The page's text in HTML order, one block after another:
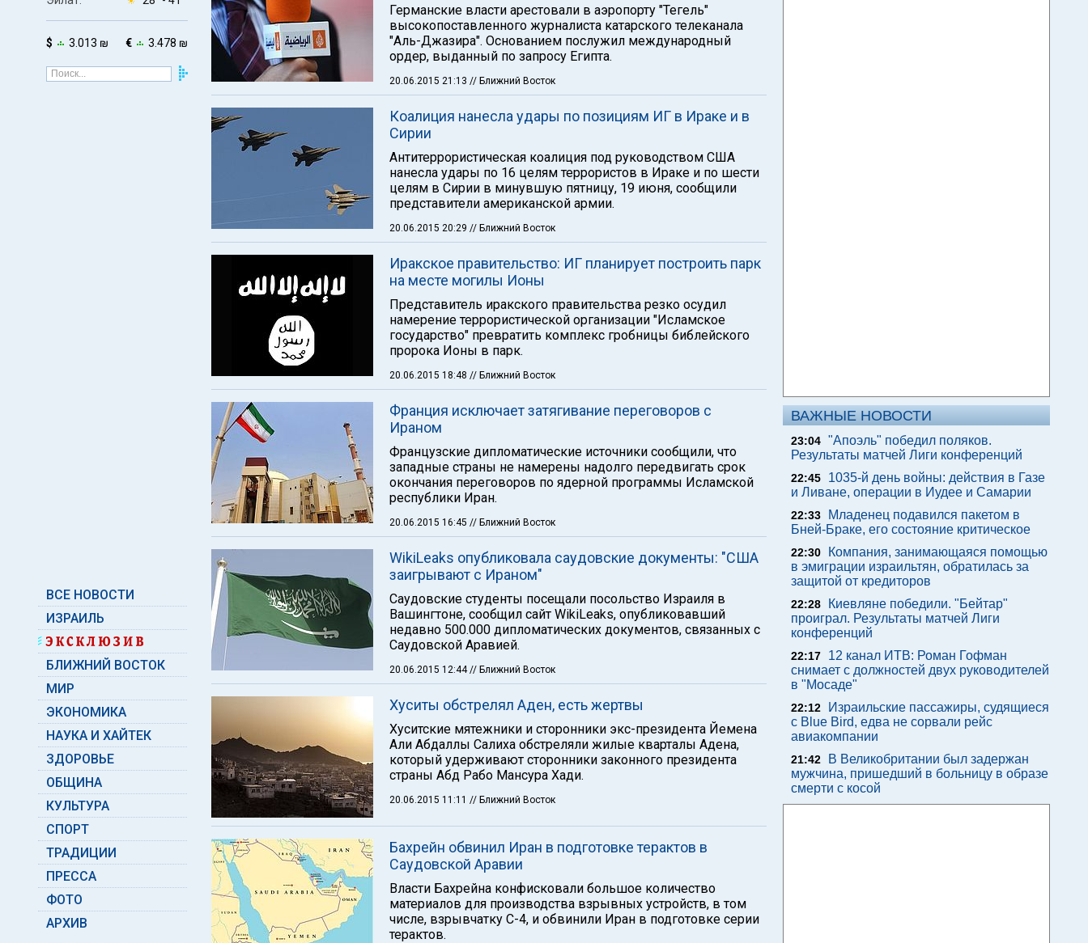
$ 3.013 ₪ € 3.478 ₪
ВСЕ НОВОСТИ
ИЗРАИЛЬ
БЛИЖНИЙ ВОСТОК
МИР
ЭКОНОМИКА
НАУКА И ХАЙТЕК
ЗДОРОВЬЕ
ОБЩИНА
КУЛЬТУРА
СПОРТ
ТРАДИЦИИ
ПРЕССА
ФОТО
АРХИВ
Германские власти арестовали в аэропорту "Тегель"
высокопоставленного журналиста катарского телеканала
"Аль-Джазира". Основанием послужил международный
ордер, выданный по запросу Египта.
20.06.2015 21:13 // Ближний Восток
Коалиция нанесла удары по позициям ИГ в Ираке и в
Сирии
Антитеррористическая коалиция под руководством США
нанесла удары по 16 целям террористов в Ираке и по шести
целям в Сирии в минувшую пятницу, 19 июня, сообщили
представители американской армии.
20.06.2015 20:29 // Ближний Восток
Иракское правительство: ИГ планирует построить парк
на месте могилы Ионы
Представитель иракского правительства резко осудил
намерение террористической организации "Исламское
государство" превратить комплекс гробницы библейского
пророка Ионы в парк.
20.06.2015 18:48 // Ближний Восток
Франция исключает затягивание переговоров с
Ираном
Французские дипломатические источники сообщили, что
западные страны не намерены надолго передвигать срок
окончания переговоров по ядерной программы Исламской
республики Иран.
20.06.2015 16:45 // Ближний Восток
WikiLeaks опубликовала саудовские документы: "США
заигрывают с Ираном"
Саудовские студенты посещали посольство Израиля в
Вашингтоне, сообщил сайт WikiLeaks, опубликовавший
недавно 500.000 дипломатических документов, связанных с
Саудовской Аравией.
20.06.2015 12:44// Ближний Восток
Хуситы обстрелял Аден, есть жертвы
Хуситские мятежники и сторонники экс-президента Йемена
Али Абдаллы Салиха обстреляли жилые кварталы Адена,
который удерживают сторонники законного президента
страны Абд Рабо Мансура Хади.
20.06.2015 11:11 // Ближний Восток
Бахрейн обвинил Иран в подготовке терактов в
Саудовской Аравии
Власти Бахрейна конфисковали большое количество
материалов для производства взрывных устройств, в том
числе, взрывчатку С-4, и обвинили Иран в подготовке серии
терактов.
ВАЖНЫЕ НОВОСТИ
23:04 "Апоэль" победил поляков.
Результаты матчей Лиги конференций
22:45
1035-й день войны: действия в Газе
и Ливане, операции в Иудее и Самарии
22:33
Младенец подавился пакетом в
Бней-Браке, его состояние критическое
22:30
Компания, занимающаяся помощью
в эмиграции израильтян, обратилась за
защитой от кредиторов
22:28
Киевляне победили. "Бейтар"
проиграл. Результаты матчей Лиги
конференций
22:17
12 канал ИТВ: Роман Гофман
снимает с должностей двух руководителей
в "Мосаде"
22:12
Израильские пассажиры, судящиеся
с Blue Bird, едва не сорвали рейс
авиакомпании
21:42
В Великобритании был задержан
мужчина, пришедший в больницу в образе
смерти с косой